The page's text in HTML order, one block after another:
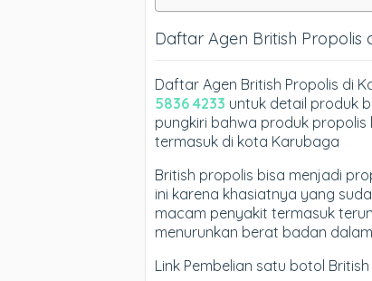
Daftar Agen British Propolis
Daftar Agen British Propolis di
5836 4233 untuk detail produk
pungkiri bahwa produk propolis
termasuk di kota Karubaga
British propolis bisa menjadi
ini karena khasiatnya yang
macam penyakit termasuk
menurunkan berat badan
Link Pembelian satu botol British